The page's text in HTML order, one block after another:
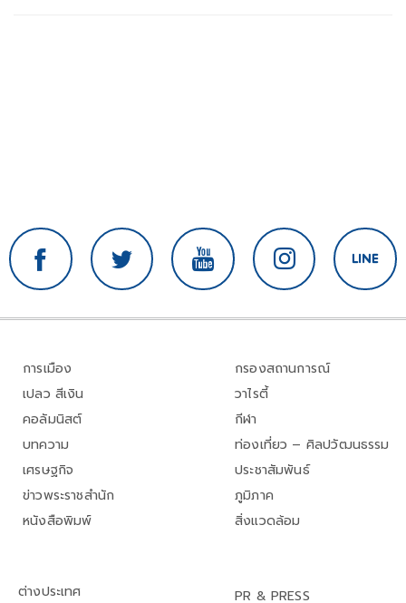
การเมือง
เปลว สีเงิน
คอลัมนิสต์
บทความ
เศรษฐกิจ
ข่าวพระราชสำนัก
หนังสือพิมพ์
กรองสถานการณ์
วาไรตี้
กีฬา
ท่องเที่ยว – ศิลปวัฒนธรรม
ประชาสัมพันธ์
ภูมิภาค
สิ่งแวดล้อม
ต่างประเทศ PR & PRESS